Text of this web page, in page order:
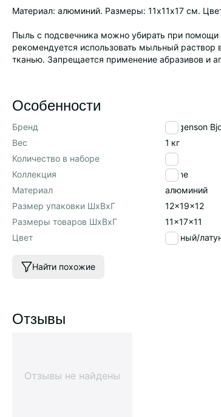
Материал: алюминий. Размеры: 11х11х17 см.
Пыль с подсвечника можно убирать при помощи
рекомендуется использовать мыльный
тканью. Запрещается применение абразивов и
Особенности
Бренд
Bergenson
Вес
1 кг
Количество в наборе
1
Коллекция
Stone
Материал
алюминий
Размер упаковки ШхВхГ
12x19x12
Размеры товаров ШхВхГ
11x17x11
Цвет
черный/
Найти похожие
Отзывы
Отзывы не найдены